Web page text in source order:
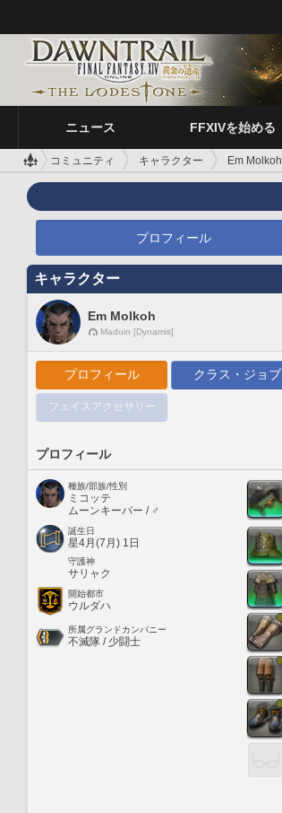
ニュース FFXIVを始める
コミュニティ キャラクター Em Molkoh
プロフィール
キャラクター
Em Molkoh
Maduin [Dynamis]
プロフィール クラス・ジョブ
フェイスアクセサリー
プロフィール
種族/部族/性別
ミコッテ
ムーンキーパー / ♂
誕生日
星4月(7月) 1日
守護神
サリャク
開始都市
ウルダハ
所属グランドカンパニー
不滅隊 / 少闘士